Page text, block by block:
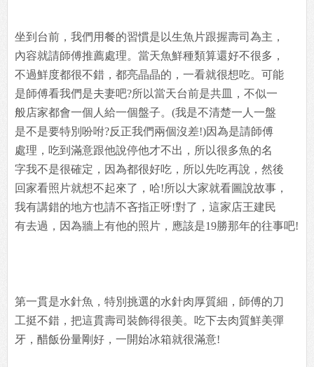
坐到台前，我們用餐的習慣是以生魚片跟握壽司為主，
內容就請師傅推薦處理。當天魚鮮種類算還好不很多，
不過鮮度都很不錯，都亮晶晶的，一看就很想吃。可能
是師傅看我們是夫妻吧?所以當天台前是共皿，不似一
般店家都會一個人給一個盤子。(我是不清楚一人一盤
是不是要特別吩咐?反正我們兩個沒差!)因為是請師傅
處理，吃到滿意跟他說停他才不出，所以很多魚的名
字我不是很確定，因為都很好吃，所以先吃再說，然後
回家看照片就想不起來了，哈!所以大家就看圖說故事，
我有講錯的地方也請不吝指正呀!對了，這家店王建民
有去過，因為牆上有他的照片，應該是19勝那年的往事吧!
第一貫是水針魚，特別挑選的水針肉厚質細，師傅的刀
工挺不錯，把這貫壽司裝飾得很美。吃下去肉質鮮美彈
牙，醋飯份量剛好，一開始冰箱就很滿意!